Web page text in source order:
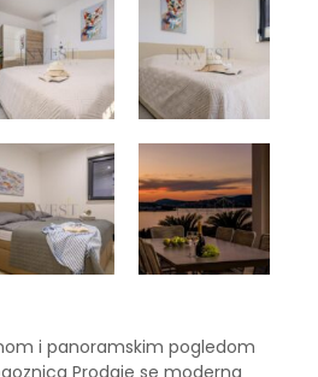
i panoramskim pogledom
Prodaje se moderna